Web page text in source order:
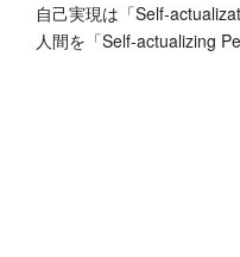
自己実現は「Self-
人間を「Self-actualizing